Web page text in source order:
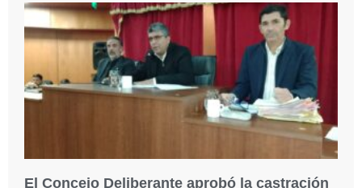
El Concejo Deliberante aprobó la castración